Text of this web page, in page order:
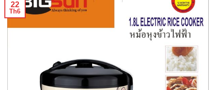
22
Th6